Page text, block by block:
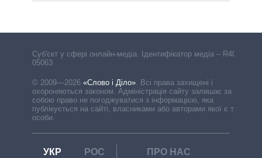
Cуб'єкт у сфері онлайн-медіа. Ідентифікатор медіа – R40-
05063
© 2009—2026 «Слово і Діло»
Всі права захищені і
охороняються законом. Адміністрація сайту залишає за
собою право не погоджуватися з інформацією, яка
публікується на сайті, власниками або авторами якої є треті
особи.
УКР РОС
ПРО НАС